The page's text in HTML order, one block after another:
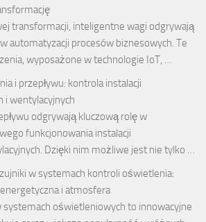
transformacji, inteligentne wagi odgrywają
automatyzacji procesów biznesowych. Te
wyposażone w technologie IoT, …
i przepływu: kontrola instalacji
i wentylacyjnych
odgrywają kluczową rolę w
funkcjonowania instalacji
Dzięki nim możliwe jest nie tylko …
w systemach kontroli oświetlenia:
i atmosfera
oświetleniowych to innowacyjne